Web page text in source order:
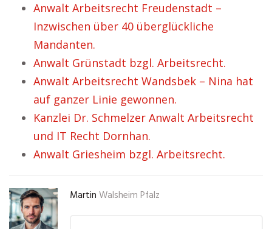
Anwalt Arbeitsrecht Freudenstadt –
Inzwischen über 40 überglückliche
Mandanten.
Anwalt Grünstadt bzgl. Arbeitsrecht.
Anwalt Arbeitsrecht Wandsbek – Nina hat
auf ganzer Linie gewonnen.
Kanzlei Dr. Schmelzer Anwalt Arbeitsrecht
und IT Recht Dornhan.
Anwalt Griesheim bzgl. Arbeitsrecht.
Martin Walsheim Pfalz